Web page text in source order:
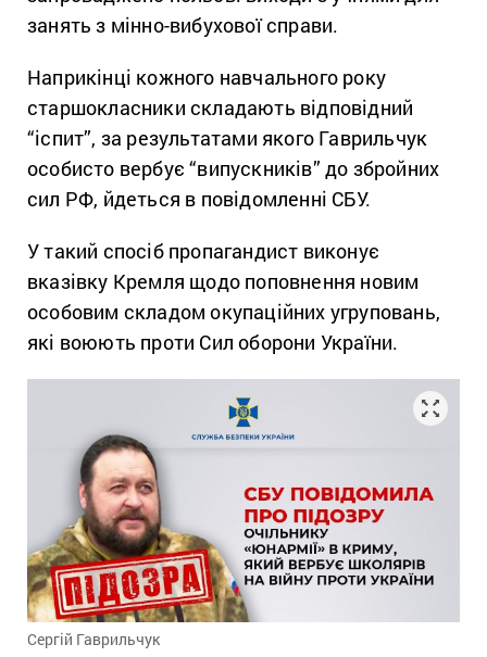
занять з мінно-вибухової справи.
Наприкінці кожного навчального року
старшокласники складають відповідний
“іспит”, за результатами якого Гаврильчук
особисто вербує “випускників” до збройних
сил РФ, йдеться в повідомленні СБУ.
У такий спосіб пропагандист виконує
вказівку Кремля щодо поповнення новим
особовим складом окупаційних угруповань,
які воюють проти Сил оборони України.
Сергій Гаврильчук